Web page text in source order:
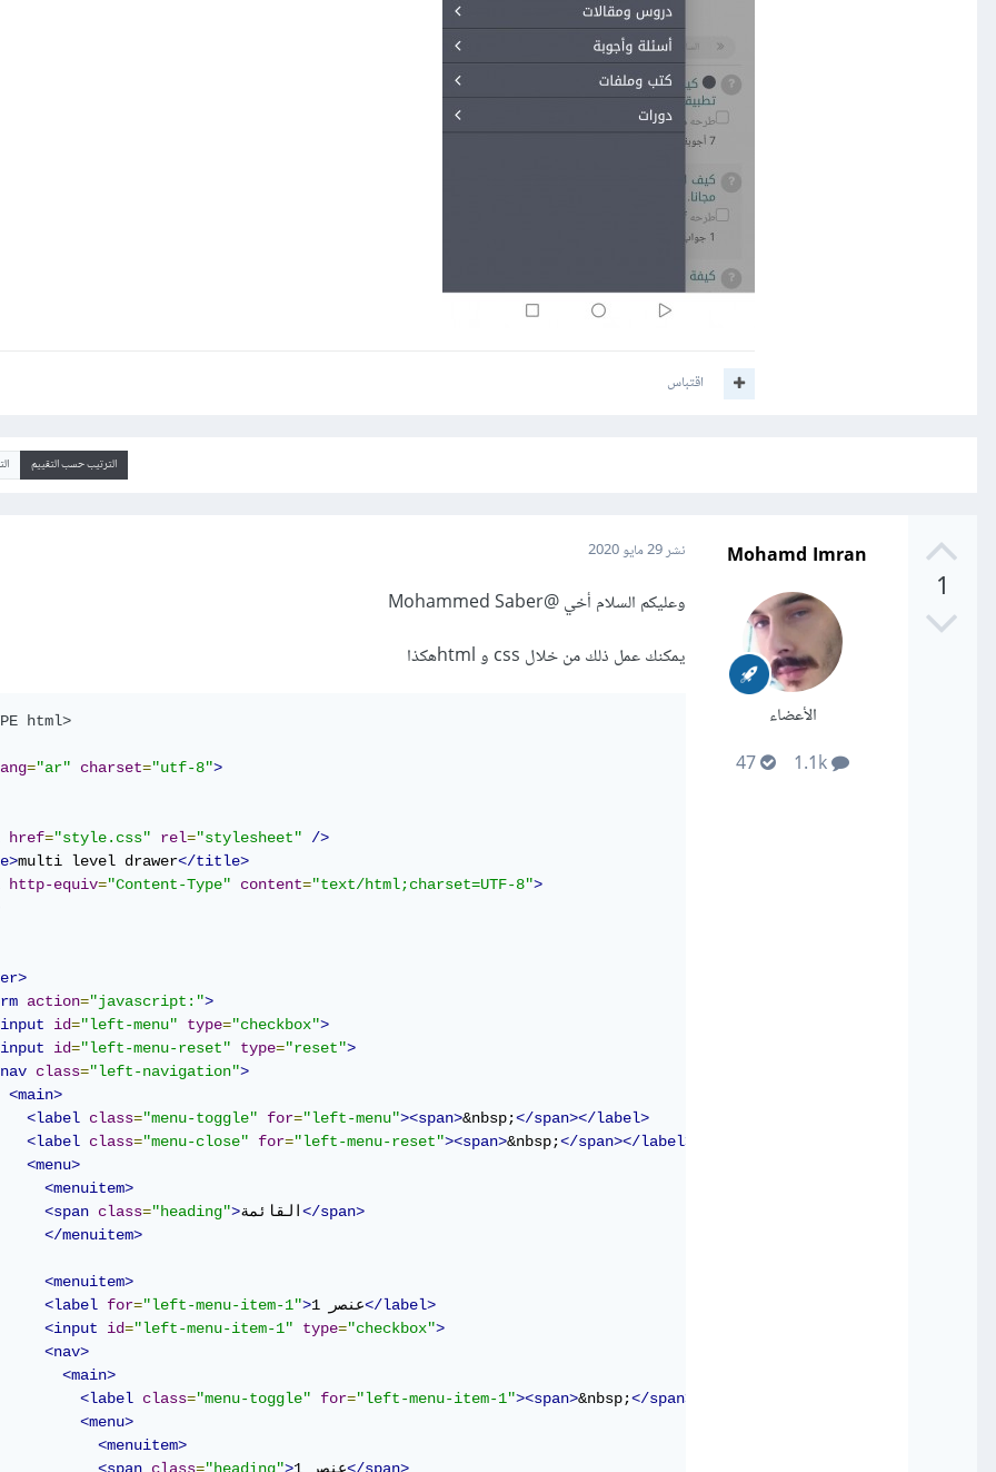
اقتباس
الترتيب حسب التقييم
1
Mohamd Imran
الأعضاء
نشر29 مايو 2020
وعليكم السلام أخي@Mohammed Saber
يمكنك عمل ذلك من خلال css و htmlهكذا
html>
="ar" charset="utf-8">
href="style.css" rel="stylesheet"
/>
multi level drawer</title>
http-equiv="Content-Type" content="text/html;charset=UTF-8">
action="javascript:">
id="left-menu" type="checkbox">
id="left-menu-reset" type="reset">
class="left-navigation">
<main>
<label class="menu-toggle" for="left-menu"><span>&nbsp;</span></label>
<label class="menu-close" for="left-menu-reset"><span>&nbsp;</span></label>
<menu>
<menuitem>
<span class="heading">القائمة </span>
</menuitem>
<menuitem>
<label for="left-menu-item-1"> عنصر 1</label>
<input
id="left-menu-item-1" type="checkbox">
<nav>
<main>
<label class="menu-toggle" for="left-menu-item-1"><span>&nbsp;</span></label>
<menu>
<menuitem>